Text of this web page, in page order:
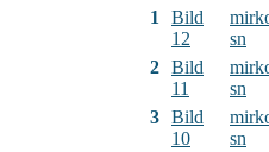
1
Bild
12
sn
2 Bild
11
sn
3 Bild
10
sn